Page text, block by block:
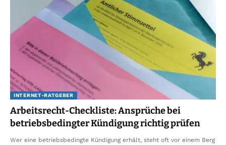
INTERNET-RATGEBER
Arbeitsrecht-Checkliste: Ansprüche bei
betriebsbedingter Kündigung richtig prüfen
Wer eine betriebsbedingte Kündigung erhält, steht oft vor einem Berg